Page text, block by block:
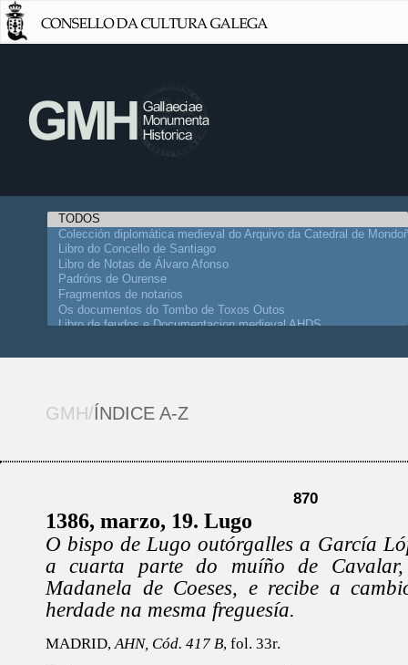
GMH/ÍNDICE A-Z
870
1386, marzo, 19. Lugo
O bispo de Lugo outórgalles a García
a cuarta parte do muíño de
Madanela de Coeses, e recibe a
herdade na mesma freguesía.
MADRID,AHN, Cód. 417 B, fol. 33r.